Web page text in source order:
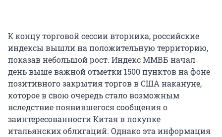
К концу торговой сессии вторника, российские
индексы вышли на положительную территорию,
показав небольшой рост. Индекс ММВБ начал
день выше важной отметки 1500 пунктов на фоне
позитивного закрытия торгов в США накануне,
которое в свою очередь стало возможным
вследствие появившегося сообщения о
заинтересованности Китая в покупке
итальянских облигаций. Однако эта информация